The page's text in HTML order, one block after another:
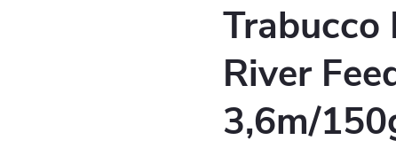
Trabucco
River
3,6m/